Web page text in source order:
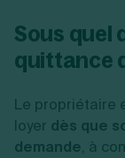
Sous quel
quittance
Le propriétaire
loyer dès que
demande, à